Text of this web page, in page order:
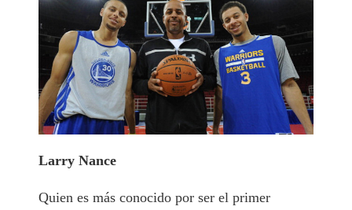
Larry Nance
Quien es más conocido por ser el primer